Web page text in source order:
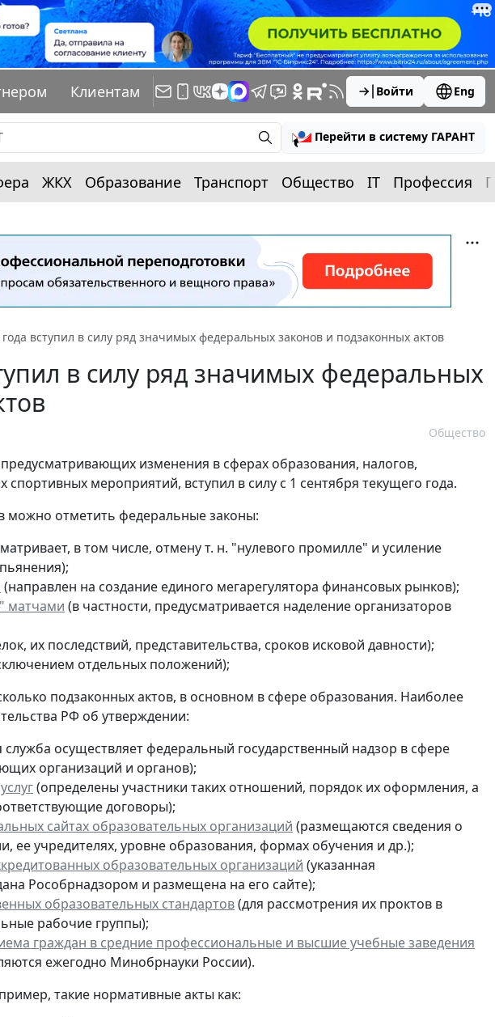
Клиентам Войти Eng
Перейти в систему ГАРАНТ
ЖКХ Образование Транспорт Общество IT Профессия
вступил в силу ряд значимых федеральных законов и подзаконных актов
в силу ряд значимых федеральных
Общество
изменения в сферах образования, налогов,
мероприятий, вступил в силу с 1 сентября текущего года.
можно отметить федеральные законы:
в том числе, отмену т. н. "нулевого промилле" и усиление
(направлен на создание единого мегарегулятора финансовых рынков);
матчами (в частности, предусматривается наделение организаторов
их последствий, представительства, сроков исковой давности);
отдельных положений);
подзаконных актов, в основном в сфере образования. Наиболее
РФ об утверждении:
служба осуществляет федеральный государственный надзор в сфере
организаций и органов);
(определены участники таких отношений, порядок их оформления, а
договоры);
сайтах образовательных организаций (размещаются сведения о
ее учредителях, уровне образования, формах обучения и др.);
образовательных организаций (указанная
Рособрнадзором и размещена на его сайте);
образовательных стандартов(для рассмотрения их проктов в
рабочие группы);
граждан в средние профессиональные и высшие учебные заведения
ежегодно Минобрнауки России).
такие нормативные акты как: